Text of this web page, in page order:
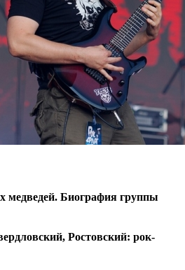
медведей. Биография группы
Ростовский: рок-